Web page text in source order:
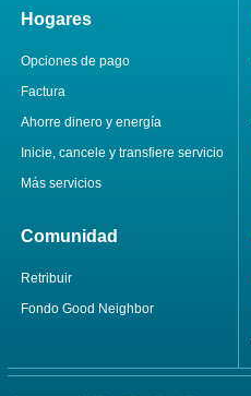
Hogares
Opciones de pago
Factura
Ahorre dinero y energía
Inicie, cancele y transfiere servicio
Más servicios
Comunidad
Retribuir
Fondo Good Neighbor